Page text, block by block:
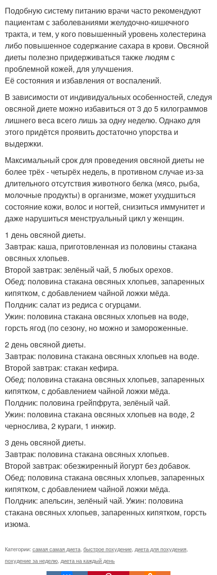
Подобную систему питанию врачи часто рекомендуют
пациентам с заболеваниями желудочно-кишечного
тракта, и тем, у кого повышенный уровень холестерина
либо повышенное содержание сахара в крови. Овсяной
диеты полезно придерживаться также людям с
проблемной кожей, для улучшения.
Её состояния и избавления от воспалений.
В зависимости от индивидуальных особенностей, следуя
овсяной диете можно избавиться от 3 до 5 килограммов
лишнего веса всего лишь за одну неделю. Однако для
этого придётся проявить достаточно упорства и
выдержки.
Максимальный срок для проведения овсяной диеты не
более трёх - четырёх недель, в противном случае из-за
длительного отсутствия животного белка (мясо, рыба,
молочные продукты) в организме, может ухудшиться
состояние кожи, волос и ногтей, снизиться иммунитет и
даже нарушиться менструальный цикл у женщин.
1 день овсяной диеты.
Завтрак: каша, приготовленная из половины стакана
овсяных хлопьев.
Второй завтрак: зелёный чай, 5 любых орехов.
Обед: половина стакана овсяных хлопьев, запаренных
кипятком, с добавлением чайной ложки мёда.
Полдник: салат из редиса с огурцами.
Ужин: половина стакана овсяных хлопьев на воде,
горсть ягод (по сезону, но можно и замороженные.
2 день овсяной диеты.
Завтрак: половина стакана овсяных хлопьев на воде.
Второй завтрак: стакан кефира.
Обед: половина стакана овсяных хлопьев, запаренных
кипятком, с добавлением чайной ложки мёда.
Полдник: половина грейпфрута, зелёный чай.
Ужин: половина стакана овсяных хлопьев на воде, 2
чернослива, 2 кураги, 1 инжир.
3 день овсяной диеты.
Завтрак: половина стакана овсяных хлопьев.
Второй завтрак: обезжиренный йогурт без добавок.
Обед: половина стакана овсяных хлопьев, запаренных
кипятком, с добавлением чайной ложки мёда.
Полдник: апельсин, зелёный чай. Ужин: половина
стакана овсяных хлопьев, запаренных кипятком, горсть
изюма.
Категории: самая самая диета быстрое похудение диета для похудения
похудение за неделю диета на каждый день